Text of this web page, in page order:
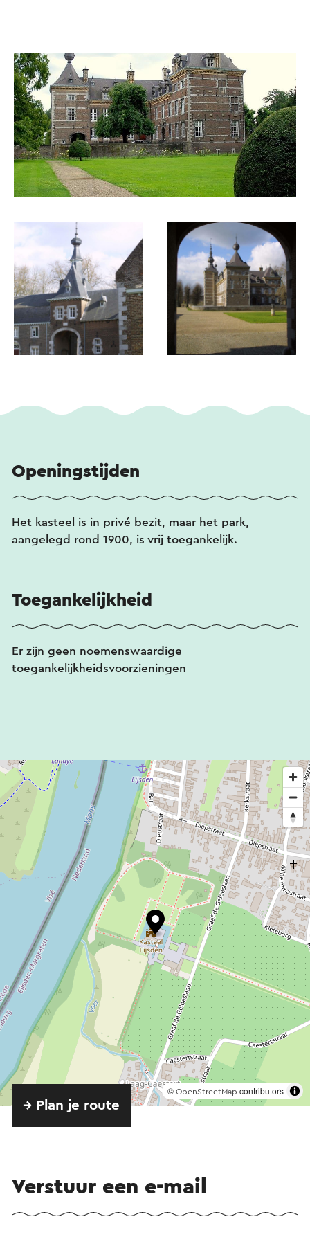
Openingstijden
Het kasteel is in privé bezit, maar het park,
aangelegd rond 1900, is vrij toegankelijk.
Toegankelijkheid
Er zijn geen noemenswaardige
toegankelijkheidsvoorzieningen
© OpenStreetMap contributors
→ Plan je route
Verstuur een e-mail